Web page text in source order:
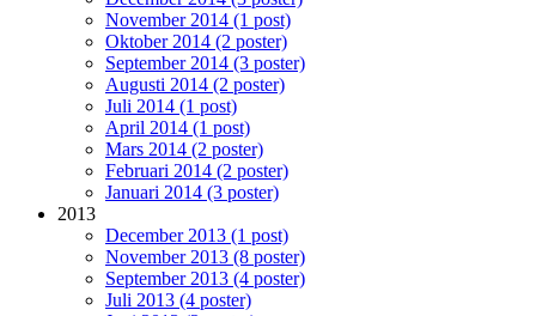
November 2014 (1 post)
Oktober 2014 (2 poster)
September 2014 (3 poster)
Augusti 2014 (2 poster)
Juli 2014 (1 post)
April 2014 (1 post)
Mars 2014 (2 poster)
Februari 2014 (2 poster)
Januari 2014 (3 poster)
2013
December 2013 (1 post)
November 2013 (8 poster)
September 2013 (4 poster)
Juli 2013 (4 poster)